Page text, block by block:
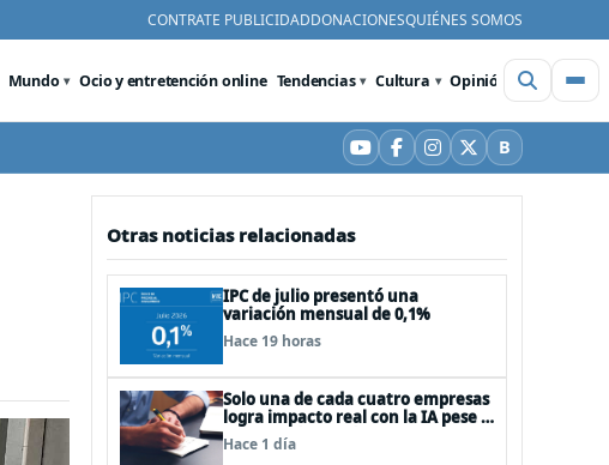
CONTRATE PUBLICIDADDONACIONESQUIÉNES SOMOS
Mundo Ocio y entretención online Tendencias Cultura Opinión Videos
YouTube
Facebook
Instagram
X BBluesky
Otras noticias relacionadas
IPC de julio presentó una
variación mensual de 0,1%
Hace 19 horas
Solo una de cada cuatro empresas
logra impacto real con la IA pese a
la inversión, según el Foro
Económico Mundial
Hace 1 día